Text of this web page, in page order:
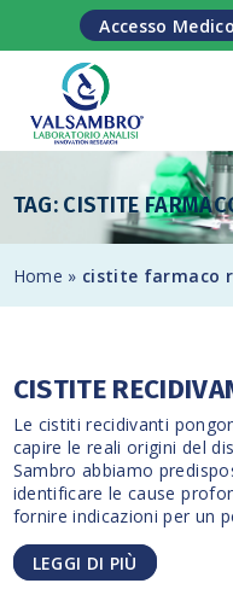
Salta al contenuto
Accesso Medico
TAG: CISTITE
Home » cistite farmaco
CISTITE
Le cistiti recidivanti
capire le reali origini del
Sambro abbiamo
identificare le cause
fornire indicazioni per un
LEGGI DI PIÙ